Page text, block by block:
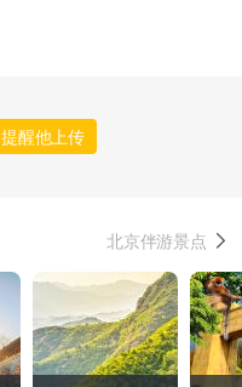
提醒他上传
北京伴游景点